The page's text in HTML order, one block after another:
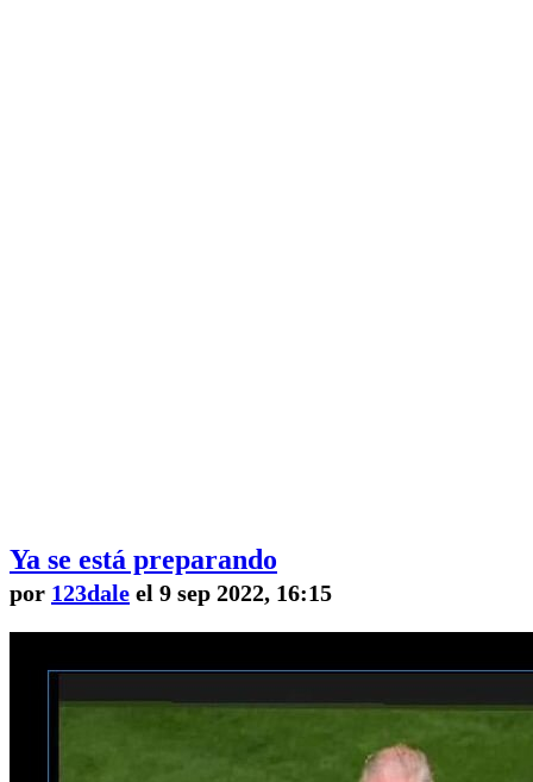
Ya se está preparando
por 123dale el 9 sep 2022, 16:15